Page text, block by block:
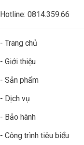
Hotline: 0814.359.66
- Trang chủ
- Giới thiệu
- Sản phẩm
- Dịch vụ
- Bảo hành
- Công trình tiêu biểu